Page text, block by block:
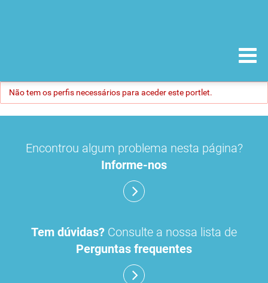
Não tem os perfis necessários para aceder este portlet.
Encontrou algum problema nesta página?
Informe-nos
Tem dúvidas? Consulte a nossa lista de
Perguntas frequentes